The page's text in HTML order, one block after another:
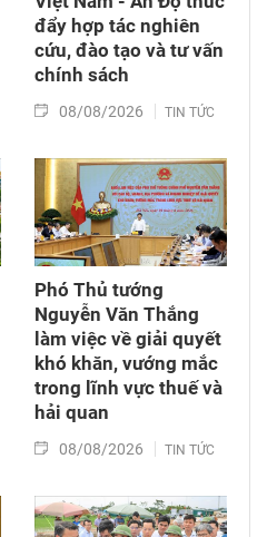
đẩy hợp tác nghiên
cứu, đào tạo và tư vấn
chính sách
08/08/2026 TIN TỨC
Phó Thủ tướng
Nguyễn Văn Thắng
làm việc về giải quyết
khó khăn, vướng mắc
trong lĩnh vực thuế và
hải quan
08/08/2026 TIN TỨC